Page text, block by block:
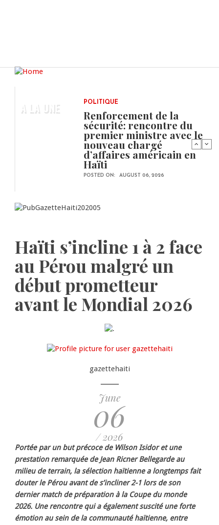
A LA UNE POLITIQUE
Renforcement de la
sécurité: rencontre du
premier ministre avec le
nouveau chargé
d’affaires américain en
Haïti
POSTED ON: AUGUST 06, 2026
Haïti s’incline 1 à 2 face
au Pérou malgré un
début prometteur
avant le Mondial 2026
gazettehaiti
June
06
/ 2026
Portée par un but précoce de Wilson Isidor et une
prestation remarquée de Jean Ricner Bellegarde au
milieu de terrain, la sélection haïtienne a longtemps fait
douter le Pérou avant de s’incliner 2-1 lors de son
dernier match de préparation à la Coupe du monde
2026. Une rencontre qui a également suscité une forte
émotion au sein de la communauté haïtienne, entre